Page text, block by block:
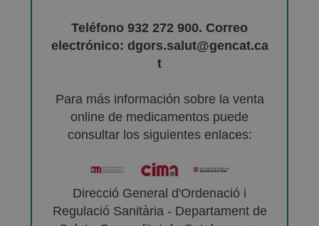
Teléfono 932 272 900. Correo
electrónico: dgors.salut@gencat.ca
t
Para más información sobre la venta
online de medicamentos puede
consultar los siguientes enlaces:
Direcció General d'Ordenació i
Regulació Sanitària - Departament de